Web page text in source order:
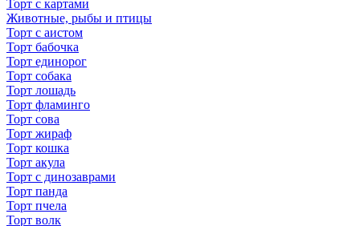
Торт с картами
Животные, рыбы и птицы
Торт с аистом
Торт бабочка
Торт единорог
Торт собака
Торт лошадь
Торт фламинго
Торт сова
Торт жираф
Торт кошка
Торт акула
Торт с динозаврами
Торт панда
Торт пчела
Торт волк